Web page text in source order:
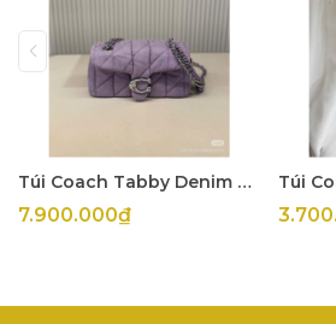
Túi Coach Tabby Denim Tím
7.900.000₫